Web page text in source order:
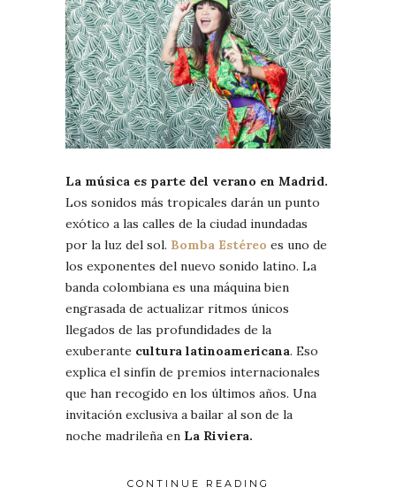
La música es parte del verano en Madrid.
Los sonidos más tropicales darán un punto
exótico a las calles de la ciudad inundadas
por la luz del sol. Bomba Estéreo es uno de
los exponentes del nuevo sonido latino. La
banda colombiana es una máquina bien
engrasada de actualizar ritmos únicos
llegados de las profundidades de la
exuberante cultura latinoamericana. Eso
explica el sinfín de premios internacionales
que han recogido en los últimos años. Una
invitación exclusiva a bailar al son de la
noche madrileña en La Riviera.
CONTINUE READING